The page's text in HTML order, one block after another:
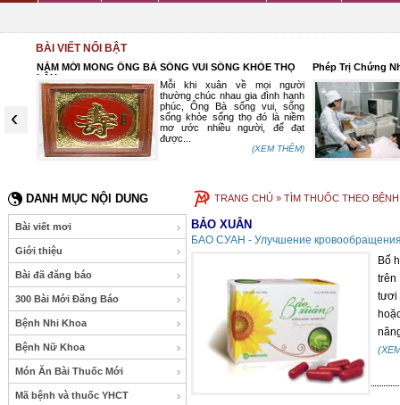
BÀI VIẾT NỔI BẬT
‹
mắc
NĂM MỚI MONG ÔNG BÀ SỐNG VUI SỐNG KHỎE THỌ
LÂU
Mỗi khi xuân về mọi người
thường chúc nhau gia đình hạnh
phúc, Ông Bà sống vui, sống
sống khỏe sống thọ đó là niềm
mơ ước nhiều người, để đạt
được...
(XEM THÊM)
Phép Trị Chứng
DANH MỤC NỘI DUNG
Bài viết mơi
Giới thiệu
Bài đã đăng báo
300 Bài Mới Đăng Báo
Bệnh Nhi Khoa
Bệnh Nữ Khoa
Món Ăn Bài Thuốc Mới
Mã bệnh và thuốc YHCT
TRANG CHỦ » TÌM THUỐC THEO
BẢO XUÂN
БАО СУАН - Улучшение
Bổ
trên
tươi